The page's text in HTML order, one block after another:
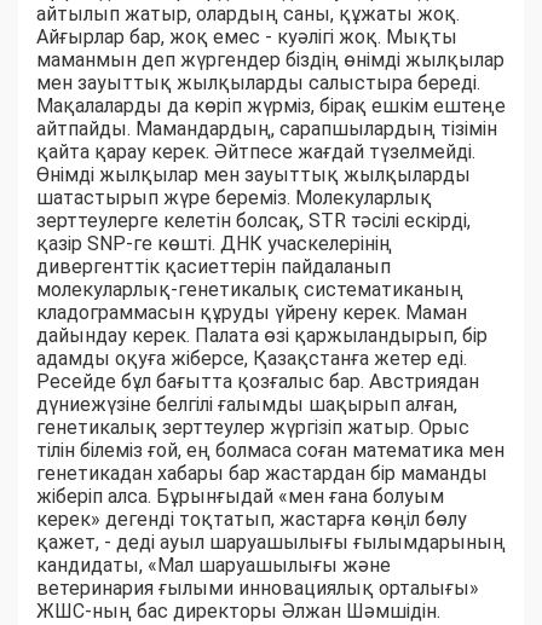
айтылып жатыр, олардың саны, құжаты жоқ.
Айғырлар бар, жоқ емес - куәлігі жоқ. Мықты
маманмын деп жүргендер біздің өнімді жылқылар
мен зауыттық жылқыларды салыстыра береді.
Мақалаларды да көріп жүрміз, бірақ ешкім ештеңе
айтпайды. Мамандардың, сарапшылардың тізімін
қайта қарау керек. Әйтпесе жағдай түзелмейді.
Өнімді жылқылар мен зауыттық жылқыларды
шатастырып жүре береміз. Молекуларлық
зерттеулерге келетін болсақ, STR тәсілі ескірді,
қазір SNP-ге көшті. ДНК учаскелерінің
дивергенттік қасиеттерін пайдаланып
молекуларлық-генетикалық систематиканың
кладограммасын құруды үйрену керек. Маман
дайындау керек. Палата өзі қаржыландырып, бір
адамды оқуға жіберсе, Қазақстанға жетер еді.
Ресейде бұл бағытта қозғалыс бар. Австриядан
дүниежүзіне белгілі ғалымды шақырып алған,
генетикалық зерттеулер жүргізіп жатыр. Орыс
тілін білеміз ғой, ең болмаса соған математика мен
генетикадан хабары бар жастардан бір маманды
жіберіп алса. Бұрынғыдай «мен ғана болуым
керек» дегенді тоқтатып, жастарға көңіл бөлу
қажет, - деді ауыл шаруашылығы ғылымдарының
кандидаты, «Мал шаруашылығы және
ветеринария ғылыми инновациялық орталығы»
ЖШС-ның бас директоры Әлжан Шәмшідін.